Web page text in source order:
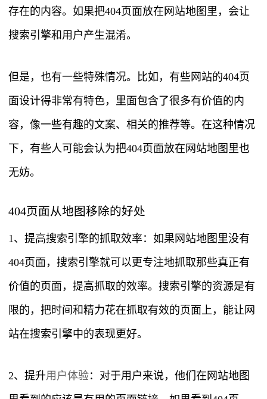
存在的内容。如果把404页面放在网站地图里，会让
搜索引擎和用户产生混淆。
但是，也有一些特殊情况。比如，有些网站的404页
面设计得非常有特色，里面包含了很多有价值的内
容，像一些有趣的文案、相关的推荐等。在这种情况
下，有些人可能会认为把404页面放在网站地图里也
无妨。
404页面从地图移除的好处
1、提高搜索引擎的抓取效率：如果网站地图里没有
404页面，搜索引擎就可以更专注地抓取那些真正有
价值的页面，提高抓取的效率。搜索引擎的资源是有
限的，把时间和精力花在抓取有效的页面上，能让网
站在搜索引擎中的表现更好。
2、提升用户体验：对于用户来说，他们在网站地图